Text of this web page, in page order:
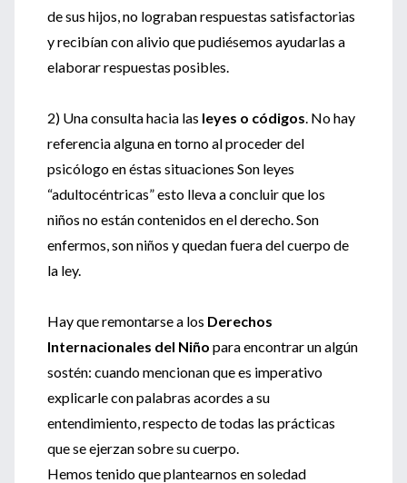
de sus hijos, no lograban respuestas satisfactorias
y recibían con alivio que pudiésemos ayudarlas a
elaborar respuestas posibles.
2) Una consulta hacia las leyes o códigos. No hay
referencia alguna en torno al proceder del
psicólogo en éstas situaciones Son leyes
“adultocéntricas” esto lleva a concluir que los
niños no están contenidos en el derecho. Son
enfermos, son niños y quedan fuera del cuerpo de
la ley.
Hay que remontarse a los Derechos
Internacionales del Niño para encontrar un algún
sostén: cuando mencionan que es imperativo
explicarle con palabras acordes a su
entendimiento, respecto de todas las prácticas
que se ejerzan sobre su cuerpo.
Hemos tenido que plantearnos en soledad